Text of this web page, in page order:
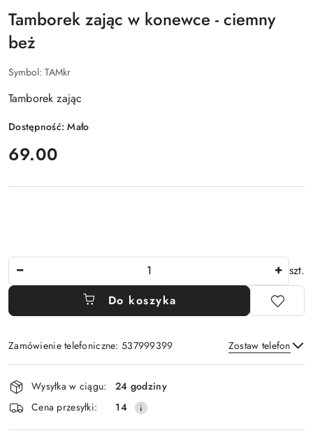
Tamborek zając w konewce - ciemny
beż
Symbol: TAMkr
Tamborek zając
Dostępność:Mało
cena:
69.00
szt.
Do koszyka
Zamówienie telefoniczne: 537999399 Zostaw telefon
Wyślij
Dostępność
i
dostawa
Wysyłka w ciągu:
24 godziny
Cena przesyłki:
14